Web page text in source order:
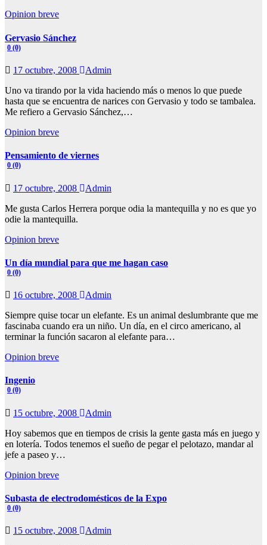
Opinion breve
Gervasio Sánchez
0 (0)
17 octubre, 2008
Admin
Uno va tirando por la vida haciendo más o menos lo que puede
hasta que se encuentra de narices con Gervasio y todo se tambalea.
Me refiero a Gervasio Sánchez,…
Opinion breve
Pensamiento de viernes
0 (0)
17 octubre, 2008
Admin
Me gusta Carlos Herrera porque odia la mantequilla y no es que yo
odie la mantequilla.
Opinion breve
Un día mundial para que me hagan caso
0 (0)
16 octubre, 2008
Admin
Siempre quise tocar un elefante. Es un animal deslumbrante que me
fascinaba cuando era un niño. Un día, en el circo americano, al
terminar la función sacaron al elefante para…
Opinion breve
Ingenio
0 (0)
15 octubre, 2008
Admin
Hoy sabemos que en tiempos de crisis la gente gasta más en juego y
en lotería. Todos tenemos el sueño de pegar el pelotazo, mandar al
jefe a paseo y…
Opinion breve
Subasta de electrodomésticos de la Expo
0 (0)
15 octubre, 2008
Admin